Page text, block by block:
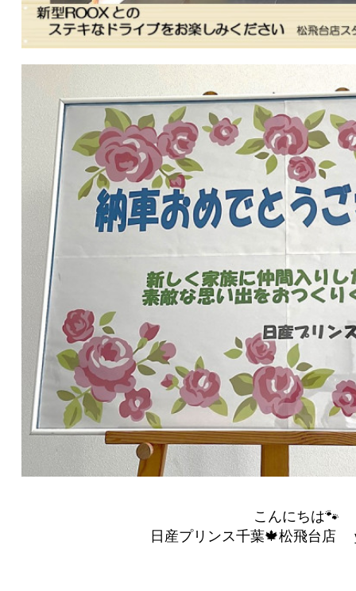
こんにちは🐾
日産プリンス千葉🍁松飛台店